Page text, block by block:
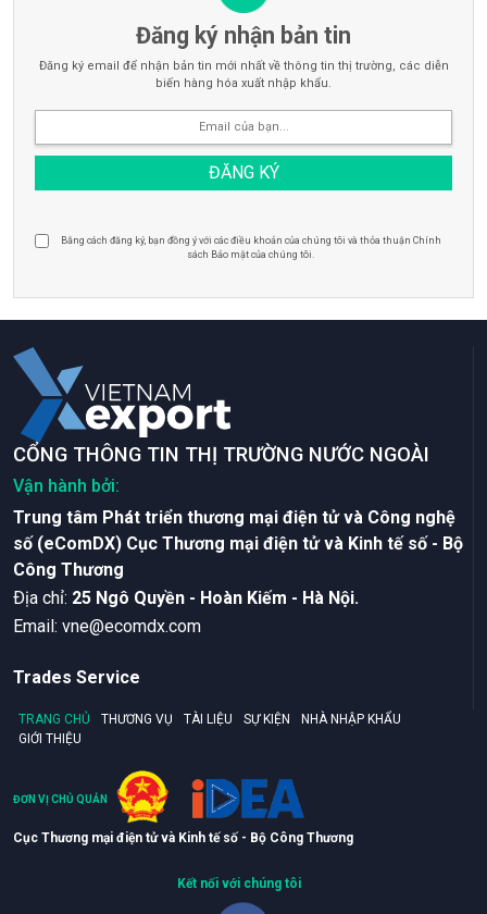
Đăng ký nhận bản tin
Đăng ký email để nhận bản tin mới nhất về thông tin thị trường, các diễn
biến hàng hóa xuất nhập khẩu.
Bằng cách đăng ký, bạn đồng ý với các điều khoản của chúng tôi và thỏa thuận Chính
sách Bảo mật của chúng tôi.
CỔNG THÔNG TIN THỊ TRƯỜNG NƯỚC NGOÀI
Vận hành bởi:
Trung tâm Phát triển thương mại điện tử và Công nghệ
số (eComDX) Cục Thương mại điện tử và Kinh tế số - Bộ
Công Thương
Ðịa chỉ: 25 Ngô Quyền - Hoàn Kiếm - Hà Nội.
Email: vne@ecomdx.com
Trades Service
TRANG CHỦ THƯƠNG VỤ TÀI LIỆU SỰ KIỆN
NHÀ NHẬP KHẨU
GIỚI THIỆU
ĐƠN VỊ CHỦ QUẢN
Cục Thương mại điện tử và Kinh tế số - Bộ Công Thương
Kết nối với chúng tôi